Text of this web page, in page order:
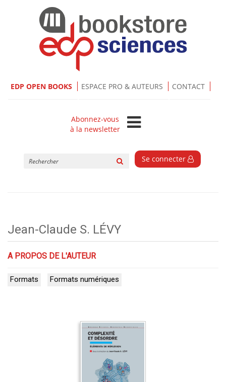
EDP OPEN BOOKS ESPACE PRO & AUTEURS CONTACT
Abonnez-vous
à la newsletter
Se connecter
Jean-Claude S. LÉVY
A PROPOS DE L'AUTEUR
Formats Formats numériques